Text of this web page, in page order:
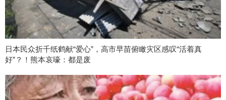
日本民众折千纸鹤献“爱心”，高市早苗俯瞰灾区感叹“活着真
好”？！熊本哀嚎：都是废